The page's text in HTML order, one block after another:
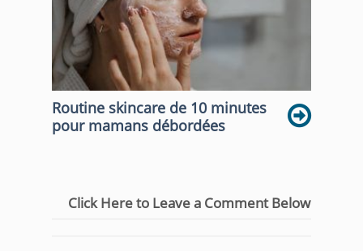
Routine skincare de 10 minutes
pour mamans débordées
Click Here to Leave a Comment Below